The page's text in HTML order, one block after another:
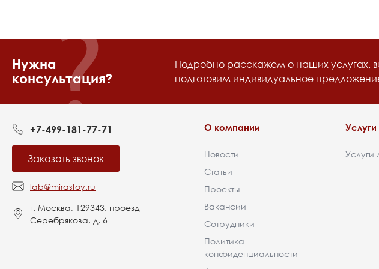
Нужна
консультация?
Подробно расскажем о наших услугах,
подготовим индивидуальное
+7-499-181-77-71
Заказать звонок
lab@mirastoy.ru
г. Москва, 129343, проезд
Серебрякова, д. 6
О компании
Новости
Статьи
Проекты
Вакансии
Сотрудники
Политика
конфиденциальности
Услуги
Услуги